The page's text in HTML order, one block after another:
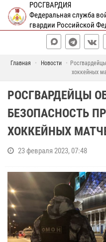
РОСГВАРДИЯ
Федеральная служба
гвардии Российской
Главная Новости
хоккейных
РОСГВАРДЕЙЦЫ
БЕЗОПАСНОСТЬ
ХОККЕЙНЫХ
23 февраля 2023, 07:48